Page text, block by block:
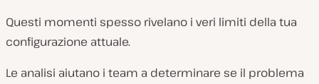
Questi momenti spesso rivelano i veri limiti della tua
configurazione attuale.
Le analisi aiutano i team a determinare se il problema